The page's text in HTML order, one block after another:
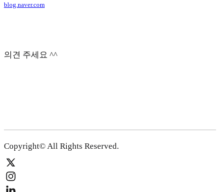
blog.naver.com
의견 주세요 ^^
Copyright© All Rights Reserved.